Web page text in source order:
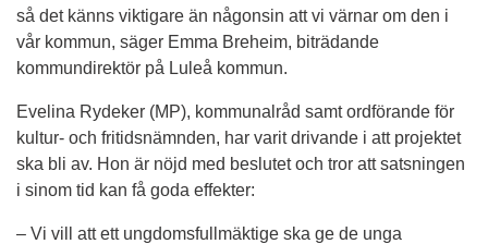
så det känns viktigare än någonsin att vi värnar om den i
vår kommun, säger Emma Breheim, biträdande
kommundirektör på Luleå kommun.
Evelina Rydeker (MP), kommunalråd samt ordförande för
kultur- och fritidsnämnden, har varit drivande i att projektet
ska bli av. Hon är nöjd med beslutet och tror att satsningen
i sinom tid kan få goda effekter:
– Vi vill att ett ungdomsfullmäktige ska ge de unga